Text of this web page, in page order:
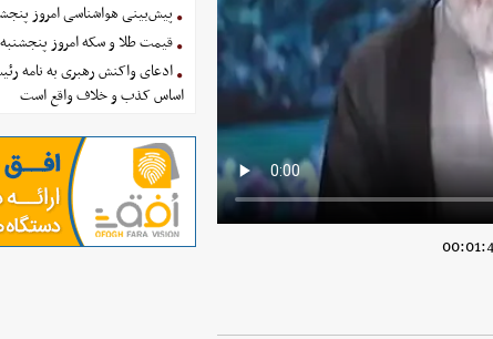
پیش‌بینی هواشناسی امروز پنجشنبه ۱۵
قیمت طلا و سکه امروز پنجشنبه 15 مرداد 1405+ جدول
ادعای واکنش رهبری به نامه
اساس کذب و خلاف واقع است